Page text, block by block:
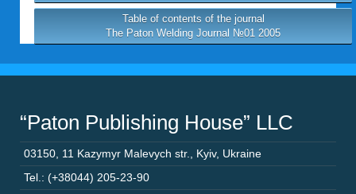
Table of contents of the journal
The Paton Welding Journal №01 2005
“Paton Publishing House” LLC
03150 11 Kazymyr Malevych str. Kyiv, Ukraine
Tel.: (+38044) 205-23-90